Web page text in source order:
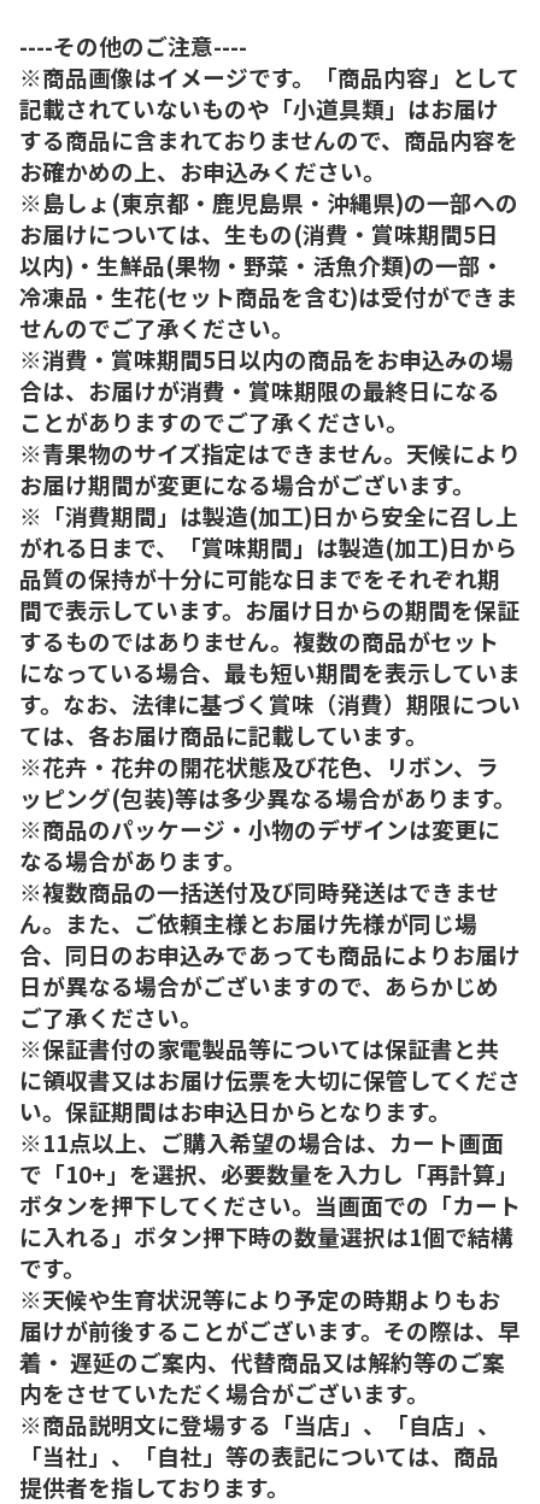
----その他のご注意----
※商品画像はイメージです。「商品内容」として
記載されていないものや「小道具類」はお届け
する商品に含まれておりませんので、商品内容を
お確かめの上、お申込みください。
※島しょ(東京都・鹿児島県・沖縄県)の一部への
お届けについては、生もの(消費・賞味期間5日
以内)・生鮮品(果物・野菜・活魚介類)の一部・
冷凍品・生花(セット商品を含む)は受付ができま
せんのでご了承ください。
※消費・賞味期間5日以内の商品をお申込みの場
合は、お届けが消費・賞味期限の最終日になる
ことがありますのでご了承ください。
※青果物のサイズ指定はできません。天候により
お届け期間が変更になる場合がございます。
※「消費期間」は製造(加工)日から安全に召し上
がれる日まで、「賞味期間」は製造(加工)日から
品質の保持が十分に可能な日までをそれぞれ期
間で表示しています。お届け日からの期間を保証
するものではありません。複数の商品がセット
になっている場合、最も短い期間を表示していま
す。なお、法律に基づく賞味（消費）期限につい
ては、各お届け商品に記載しています。
※花卉・花弁の開花状態及び花色、リボン、ラ
ッピング(包装)等は多少異なる場合があります。
※商品のパッケージ・小物のデザインは変更に
なる場合があります。
※複数商品の一括送付及び同時発送はできませ
ん。また、ご依頼主様とお届け先様が同じ場
合、同日のお申込みであっても商品によりお届け
日が異なる場合がございますので、あらかじめ
ご了承ください。
※保証書付の家電製品等については保証書と共
に領収書又はお届け伝票を大切に保管してくださ
い。保証期間はお申込日からとなります。
※11点以上、ご購入希望の場合は、カート画面
で「10+」を選択、必要数量を入力し「再計算」
ボタンを押下してください。当画面での「カート
に入れる」ボタン押下時の数量選択は1個で結構
です。
※天候や生育状況等により予定の時期よりもお
届けが前後することがございます。その際は、早
着・ 遅延のご案内、代替商品又は解約等のご案
内をさせていただく場合がございます。
※商品説明文に登場する「当店」、「自店」、
「当社」、「自社」等の表記については、商品
提供者を指しております。